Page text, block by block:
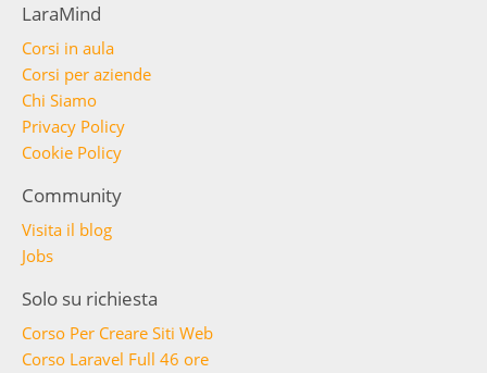
LaraMind
Corsi in aula
Corsi per aziende
Chi Siamo
Privacy Policy
Cookie Policy
Community
Visita il blog
Jobs
Solo su richiesta
Corso Per Creare Siti Web
Corso Laravel Full 46 ore